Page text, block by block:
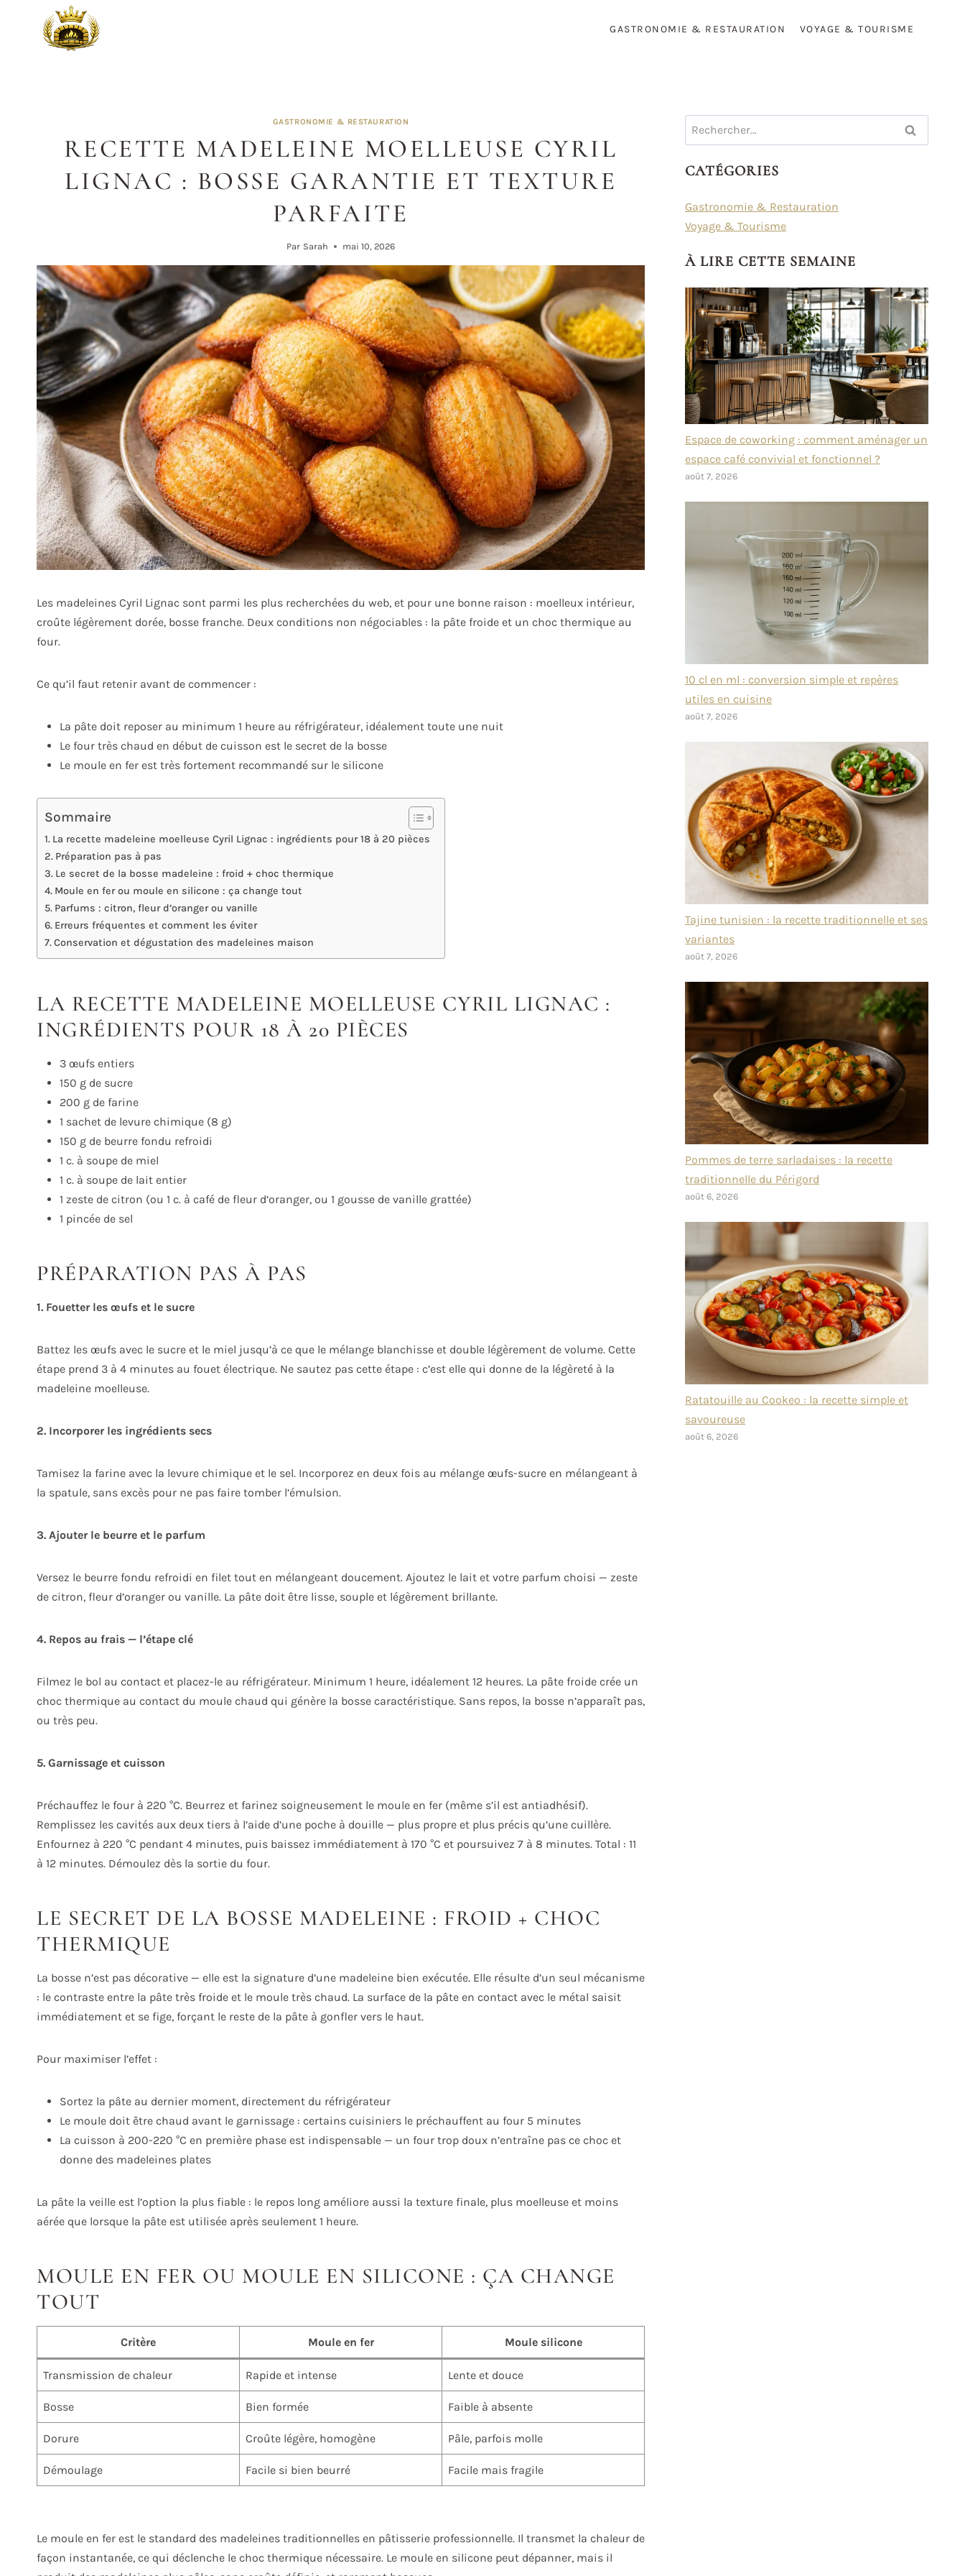
GASTRONOMIE & RESTAURATION VOYAGE & TOURISME
GASTRONOMIE & RESTAURATION
RECETTE MADELEINE MOELLEUSE CYRIL
LIGNAC : BOSSE GARANTIE ET TEXTURE
PARFAITE
Par Sarah mai 10, 2026
Les madeleines Cyril Lignac sont parmi les plus recherchées du web, et pour une bonne raison : moelleux intérieur,
croûte légèrement dorée, bosse franche. Deux conditions non négociables : la pâte froide et un choc thermique au
four.
Ce qu’il faut retenir avant de commencer :
La pâte doit reposer au minimum 1 heure au réfrigérateur, idéalement toute une nuit
Le four très chaud en début de cuisson est le secret de la bosse
Le moule en fer est très fortement recommandé sur le silicone
Sommaire
La recette madeleine moelleuse Cyril Lignac : ingrédients pour 18 à 20 pièces
Préparation pas à pas
Le secret de la bosse madeleine : froid + choc thermique
Moule en fer ou moule en silicone : ça change tout
Parfums : citron, fleur d’oranger ou vanille
Erreurs fréquentes et comment les éviter
Conservation et dégustation des madeleines maison
LA RECETTE MADELEINE MOELLEUSE CYRIL LIGNAC :
INGRÉDIENTS POUR 18 À 20 PIÈCES
3 œufs entiers
150 g de sucre
200 g de farine
1 sachet de levure chimique (8 g)
150 g de beurre fondu refroidi
1 c. à soupe de miel
1 c. à soupe de lait entier
1 zeste de citron (ou 1 c. à café de fleur d’oranger, ou 1 gousse de vanille grattée)
1 pincée de sel
PRÉPARATION PAS À PAS
1. Fouetter les œufs et le sucre
Battez les œufs avec le sucre et le miel jusqu’à ce que le mélange blanchisse et double légèrement de volume. Cette
étape prend 3 à 4 minutes au fouet électrique. Ne sautez pas cette étape : c’est elle qui donne de la légèreté à la
madeleine moelleuse.
2. Incorporer les ingrédients secs
Tamisez la farine avec la levure chimique et le sel. Incorporez en deux fois au mélange œufs-sucre en mélangeant à
la spatule, sans excès pour ne pas faire tomber l’émulsion.
3. Ajouter le beurre et le parfum
Versez le beurre fondu refroidi en filet tout en mélangeant doucement. Ajoutez le lait et votre parfum choisi — zeste
de citron, fleur d’oranger ou vanille. La pâte doit être lisse, souple et légèrement brillante.
4. Repos au frais — l’étape clé
Filmez le bol au contact et placez-le au réfrigérateur. Minimum 1 heure, idéalement 12 heures. La pâte froide crée un
choc thermique au contact du moule chaud qui génère la bosse caractéristique. Sans repos, la bosse n’apparaît pas,
ou très peu.
5. Garnissage et cuisson
Préchauffez le four à 220 °C. Beurrez et farinez soigneusement le moule en fer (même s’il est antiadhésif).
Remplissez les cavités aux deux tiers à l’aide d’une poche à douille — plus propre et plus précis qu’une cuillère.
Enfournez à 220 °C pendant 4 minutes, puis baissez immédiatement à 170 °C et poursuivez 7 à 8 minutes. Total : 11
à 12 minutes. Démoulez dès la sortie du four.
LE SECRET DE LA BOSSE MADELEINE : FROID + CHOC
THERMIQUE
La bosse n’est pas décorative — elle est la signature d’une madeleine bien exécutée. Elle résulte d’un seul mécanisme
: le contraste entre la pâte très froide et le moule très chaud. La surface de la pâte en contact avec le métal saisit
immédiatement et se fige, forçant le reste de la pâte à gonfler vers le haut.
Pour maximiser l’effet :
Sortez la pâte au dernier moment, directement du réfrigérateur
Le moule doit être chaud avant le garnissage : certains cuisiniers le préchauffent au four 5 minutes
La cuisson à 200-220 °C en première phase est indispensable — un four trop doux n’entraîne pas ce choc et
donne des madeleines plates
La pâte la veille est l’option la plus fiable : le repos long améliore aussi la texture finale, plus moelleuse et moins
aérée que lorsque la pâte est utilisée après seulement 1 heure.
MOULE EN FER OU MOULE EN SILICONE : ÇA CHANGE
TOUT
Critère Moule en fer Moule silicone
Transmission de chaleur Rapide et intense Lente et douce
Bosse Bien formée Faible à absente
Dorure Croûte légère, homogène Pâle, parfois molle
Démoulage Facile si bien beurré Facile mais fragile
Le moule en fer est le standard des madeleines traditionnelles en pâtisserie professionnelle. Il transmet la chaleur de
façon instantanée, ce qui déclenche le choc thermique nécessaire. Le moule en silicone peut dépanner, mais il
Rechercher :
CATÉGORIES
Gastronomie & Restauration
Voyage & Tourisme
À LIRE CETTE SEMAINE
Espace de coworking : comment aménager un
espace café convivial et fonctionnel ?
août 7, 2026
10 cl en ml : conversion simple et repères
utiles en cuisine
août 7, 2026
Tajine tunisien : la recette traditionnelle et ses
variantes
août 7, 2026
Pommes de terre sarladaises : la recette
traditionnelle du Périgord
août 6, 2026
Ratatouille au Cookeo : la recette simple et
savoureuse
août 6, 2026